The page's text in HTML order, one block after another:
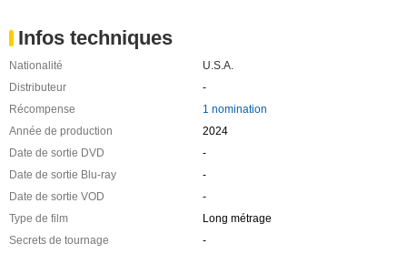
Infos techniques
Nationalité
U.S.A.
Distributeur
-
Récompense
1 nomination
Année de production
2024
Date de sortie DVD
-
Date de sortie Blu-ray
-
Date de sortie VOD
-
Type de film
Long métrage
Secrets de tournage
-